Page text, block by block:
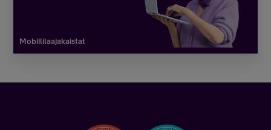
Mobiililaajakaistat